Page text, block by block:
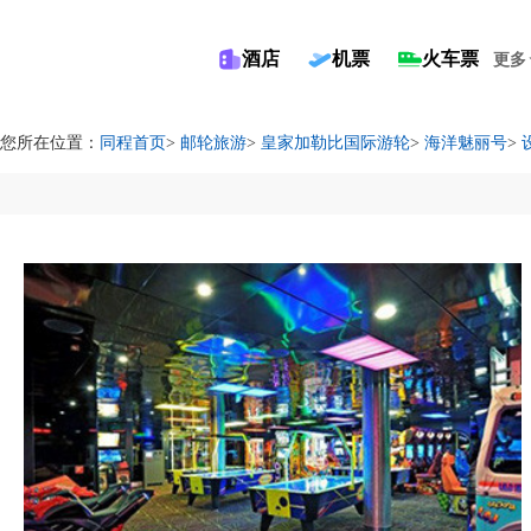
酒店 机票 火车票 更多
您所在位置： 同程首页> 邮轮旅游> 皇家加勒比国际游轮> 海洋魅丽号>